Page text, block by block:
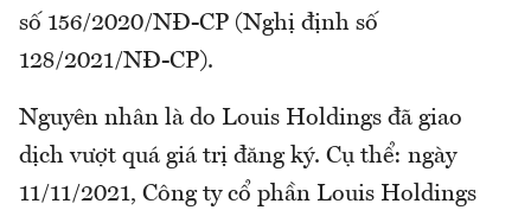
số 156/2020/NĐ-CP (Nghị định số
128/2021/NĐ-CP).
Nguyên nhân là do Louis Holdings đã giao
dịch vượt quá giá trị đăng ký. Cụ thể: ngày
11/11/2021, Công ty cổ phần Louis Holdings